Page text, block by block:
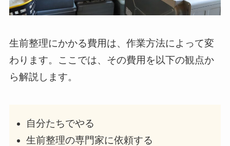
生前整理にかかる費用は、作業方法によって変
わります。ここでは、その費用を以下の観点か
ら解説します。
自分たちでやる
生前整理の専門家に依頼する